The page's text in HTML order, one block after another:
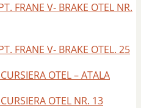
FRANE V- BRAKE OTEL NR.
FRANE V- BRAKE OTEL. 25
OTEL – ATALA
OTEL NR. 13